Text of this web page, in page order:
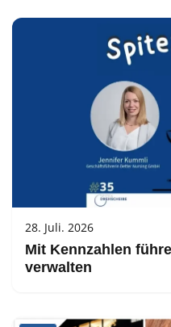
28. Juli. 2026
Mit Kennzahlen
verwalten